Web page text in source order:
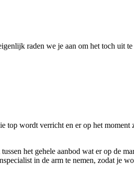
raden we je aan om het toch uit te
top wordt verricht en er op het
het gehele aanbod wat er op de
in de arm te nemen, zodat je